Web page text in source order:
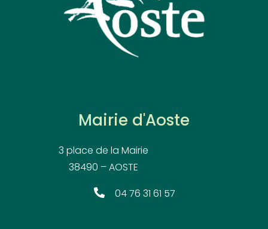
Mairie d'Aoste
3 place de la Mairie
38490 – AOSTE
04 76 31 61 57